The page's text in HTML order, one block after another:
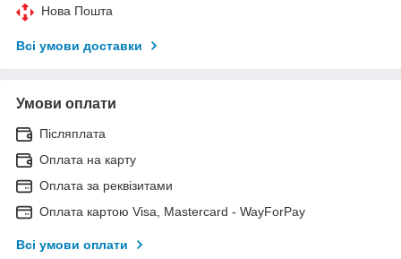
Нова Пошта
Всі умови доставки
Умови оплати
Післяплата
Оплата на карту
Оплата за реквізитами
Оплата картою Visa, Mastercard - WayForPay
Всі умови оплати